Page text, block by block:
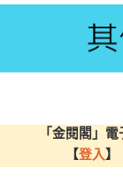
「金閱閣」
【登入】